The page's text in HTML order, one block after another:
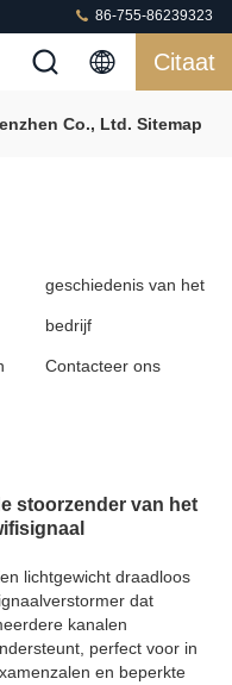
86-755-86239323
Citaat
Co., Ltd. Sitemap
geschiedenis van het
bedrijf
Contacteer ons
stoorzender van het
lichtgewicht draadloos
dat
kanalen
perfect voor in
en beperkte